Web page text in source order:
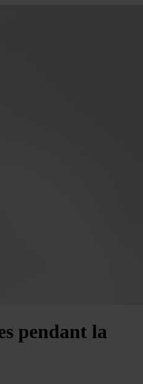
pendant la